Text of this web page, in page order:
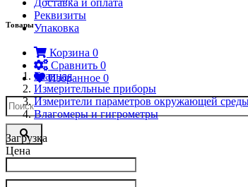
Товары
Корзина 0
Сравнить 0
Избранное 0
Написать в Телеграм
Доставка и оплата
Реквизиты
Упаковка
Главная
Измерительные приборы
Измерители параметров окружающей
Влагомеры и гигрометры
Загрузка
Цена